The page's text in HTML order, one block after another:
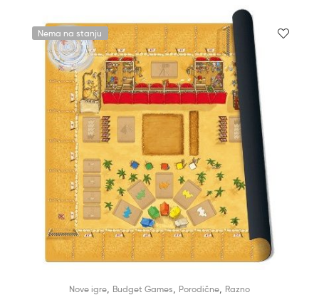
Nema na stanju
Nove igre Budget Games Porodične Razno